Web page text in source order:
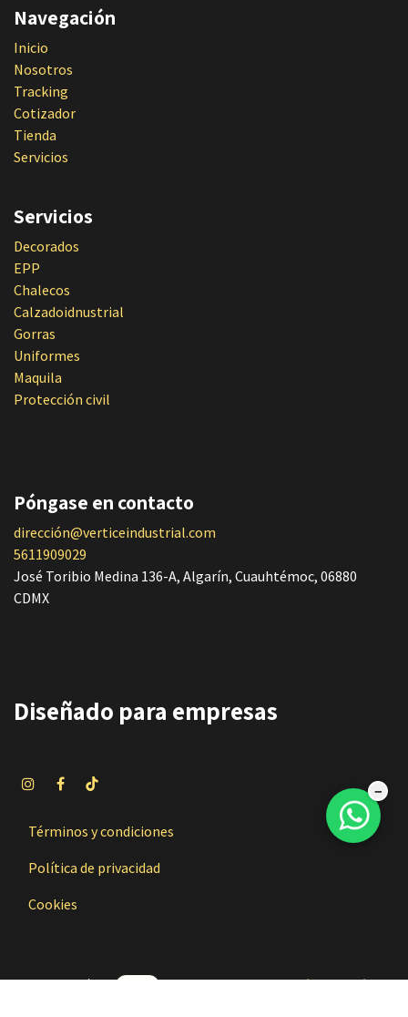
Navegación
Inicio
Nosotros
Tracking
Cotizador
Tienda
Servicios
Servicios
Decorados
EPP
Chalecos
Calzadoidnustrial
Gorras
Uniformes
Maquila
Protección civil
Póngase en contacto
dirección@verticeindustrial.com
5611909029
José Toribio Medina 136-A, Algarín, Cuauhtémoc, 06880
CDMX
−
Diseñado para empresas
Términos y condiciones
Política de privacidad
Cookies
Con tecnología de - El mejorComercio electrónico de código